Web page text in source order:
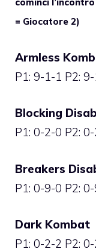
= Giocatore 2)
Armless
P1: 9-1-1 P2: 9-
Blocking
P1: 0-2-0 P2:
Breakers
P1: 0-9-0 P2:
Dark Kombat
P1: 0-2-2 P2: